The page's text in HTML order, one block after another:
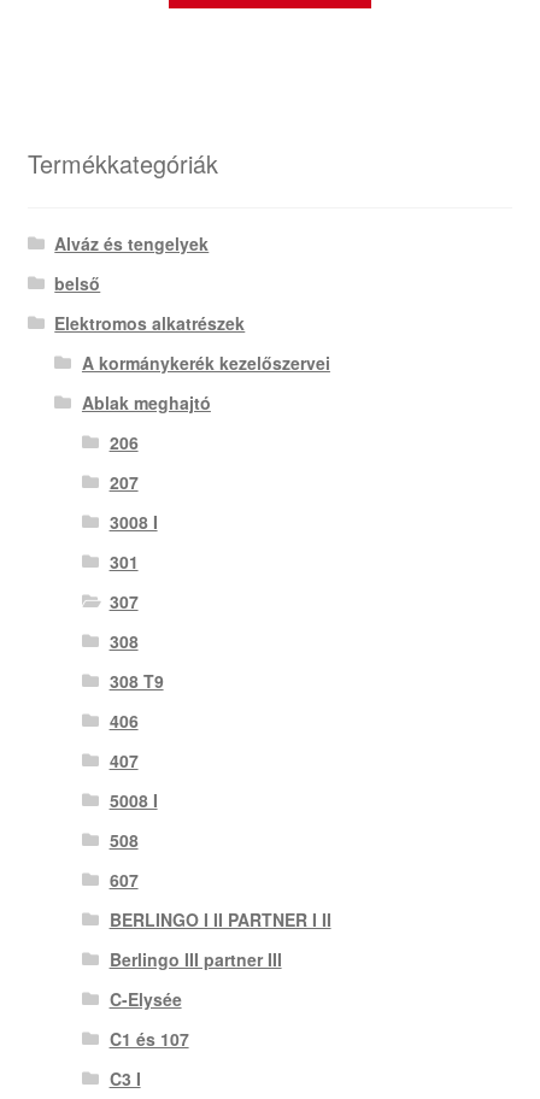
Termékkategóriák
Alváz és tengelyek
belső
Elektromos alkatrészek
A kormánykerék kezelőszervei
Ablak meghajtó
206
207
3008 I
301
307
308
308 T9
406
407
5008 I
508
607
BERLINGO I II PARTNER I II
Berlingo III partner III
C-Elysée
C1 és 107
C3 I